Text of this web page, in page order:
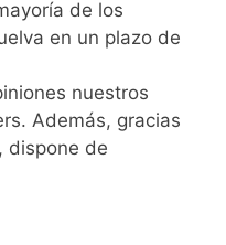
de los
en un plazo de
nuestros
Además, gracias
dispone de